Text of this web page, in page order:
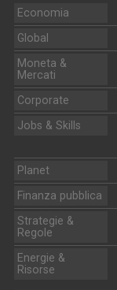
Economia
Global
Moneta &
Mercati
Corporate
Jobs & Skills
Planet
Finanza pubblica
Strategie &
Regole
Energie &
Risorse